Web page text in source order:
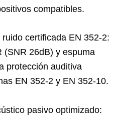
compatibles.
certificada EN 352-2:
(SNR 26dB) y espuma
protección auditiva
EN 352-2 y EN 352-10.
pasivo optimizado: